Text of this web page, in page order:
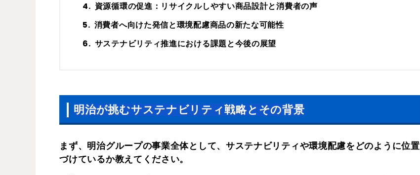
資源循環の促進：リサイクルしやすい商品設計と消費者の声
消費者へ向けた発信と環境配慮商品の新たな可能性
サステナビリティ推進における課題と今後の展望
明治が挑むサステナビリティ戦略とその背景
まず、明治グループの事業全体として、サステナビリティや環境配慮をどのように位置
づけているか教えてください。